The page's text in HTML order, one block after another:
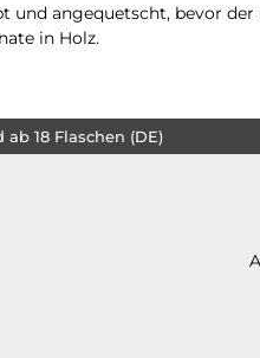
und angequetscht, bevor
in Holz.
ab 18 Flaschen (DE)